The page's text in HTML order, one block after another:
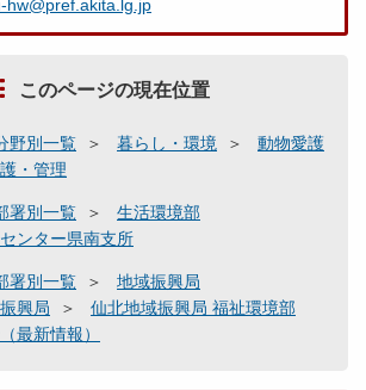
hw@pref.akita.lg.jp
このページの現在位置
野別一覧 暮らし・環境
動物愛護
・管理
署別一覧
生活環境部
ンター県南支所
署別一覧
地域振興局
興局
仙北地域振興局 福祉環境部
最新情報）